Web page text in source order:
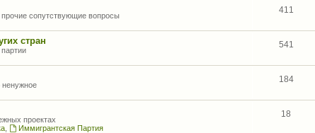
сопутствующие вопросы
411
стран 541
ненужное
184
проектах
, Иммигрантская Партия
18